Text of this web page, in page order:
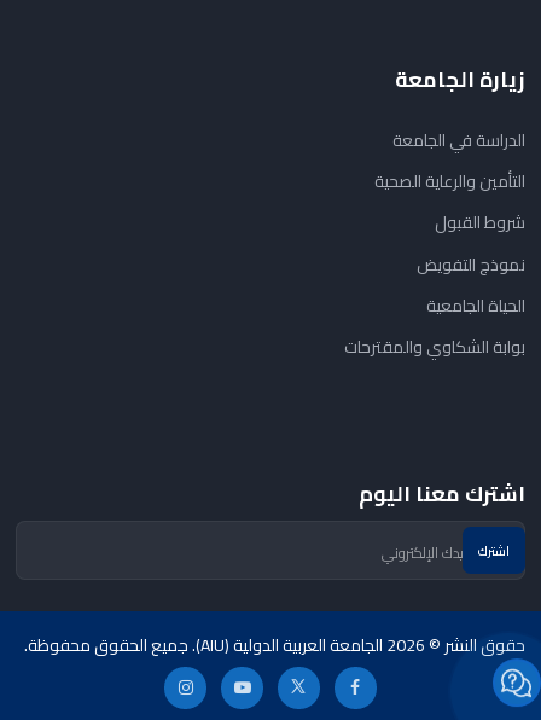
زيارة الجامعة
الدراسة في الجامعة
التأمين والرعاية الصحية
شروط القبول
نموذج التفويض
الحياة الجامعية
بوابة الشكاوي والمقترحات
اشترك معنا اليوم
حقوق النشر © 2026 الجامعة العربية الدولية (AIU). جميع الحقوق محفوظة.